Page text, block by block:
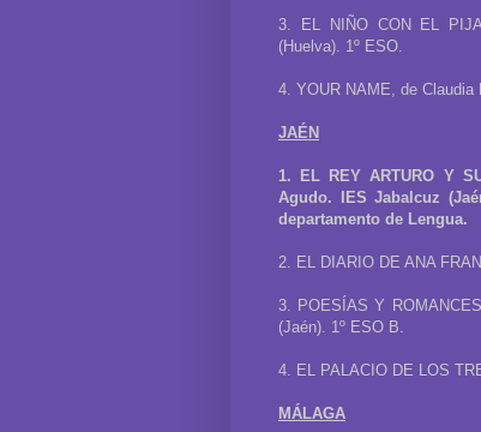
3. EL NIÑO CON EL
(Huelva). 1º ESO.
4. YOUR NAME, de Claudia
JAÉN
1. EL REY ARTURO Y
Agudo. IES Jabalcuz
departamento de Lengua.
2. EL DIARIO DE ANA
3. POESÍAS Y
(Jaén). 1º ESO B.
4. EL PALACIO DE LOS
MÁLAGA